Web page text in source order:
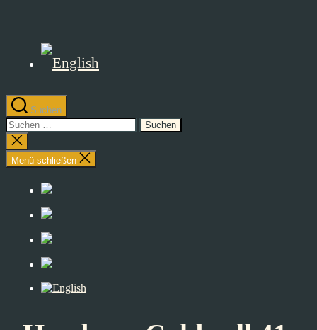
Suchen
Suchen
nach:
Suche
schließen
Menü schließen